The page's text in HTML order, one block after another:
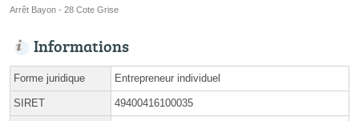
Arrêt Bayon - 28 Cote Grise
Informations
Forme juridique Entrepreneur individuel
SIRET 49400416100035